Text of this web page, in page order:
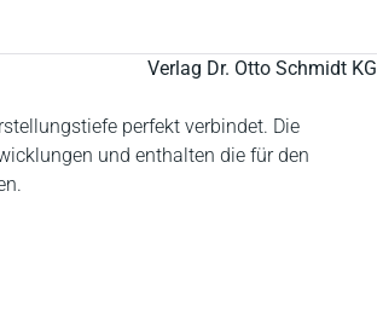
Verlag Dr. Otto Schmidt KG
perfekt verbindet. Die
und enthalten die für den